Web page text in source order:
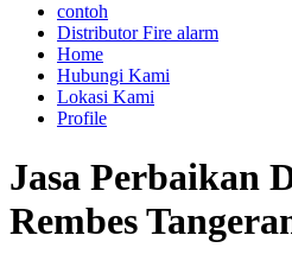
contoh
Distributor Fire alarm
Home
Hubungi Kami
Lokasi Kami
Profile
Jasa Perbaikan
Rembes